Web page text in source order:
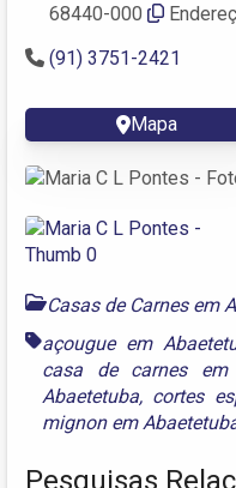
68440-000
(91) 3751-2421
Mapa
Casas de Carnes em
açougue em
casa de carnes em
Abaetetuba, cortes
mignon em
Pesquisas